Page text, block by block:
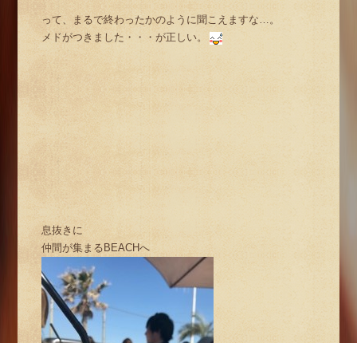
って、まるで終わったかのように聞こえますな…。
メドがつきました・・・が正しい。
息抜きに
仲間が集まるBEACHへ